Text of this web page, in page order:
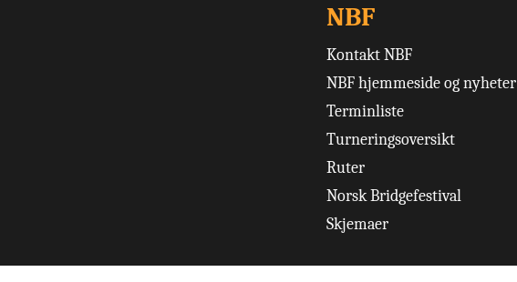
NBF
Kontakt NBF
NBF hjemmeside og nyheter
Terminliste
Turneringsoversikt
Ruter
Norsk Bridgefestival
Skjemaer